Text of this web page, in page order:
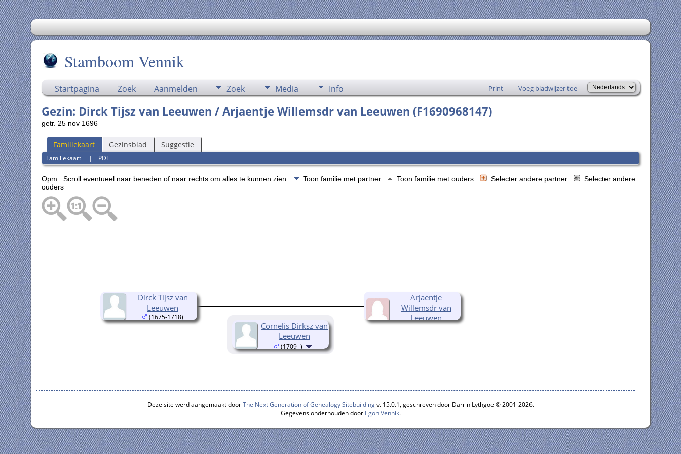
Stamboom Vennik
Startpagina Zoek Aanmelden Zoek Media Info Print Voeg bladwijzer toe
Gezin: Dirck Tijsz van Leeuwen / Arjaentje Willemsdr van Leeuwen (F1690968147)
getr. 25 nov 1696
Familiekaart Gezinsblad Suggestie
Familiekaart | PDF
Opm.: Scroll eventueel naar beneden of naar rechts om alles te kunnen zien. Toon familie met partner Toon familie met ouders Selecter andere partner
Selecter andere
ouders
Dirck Tijsz van
Leeuwen
(1675-1718)
Arjaentje
Willemsdr van
Leeuwen
(1675- )
Cornelis Dirksz van
Leeuwen
(1709- )
Deze site werd aangemaakt doorThe Next Generation of Genealogy Sitebuildingv. 15.0.1, geschreven door Darrin Lythgoe © 2001-2026.
Gegevens onderhouden door Egon Vennik.